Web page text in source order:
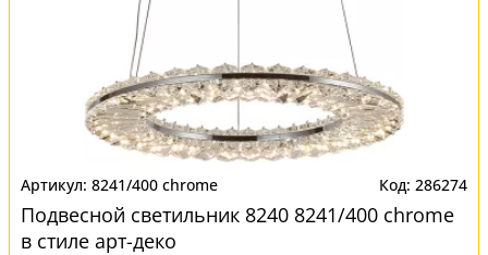
8241/400 chrome 286274
Подвесной светильник 8240 8241/400 chrome
в стиле арт-деко